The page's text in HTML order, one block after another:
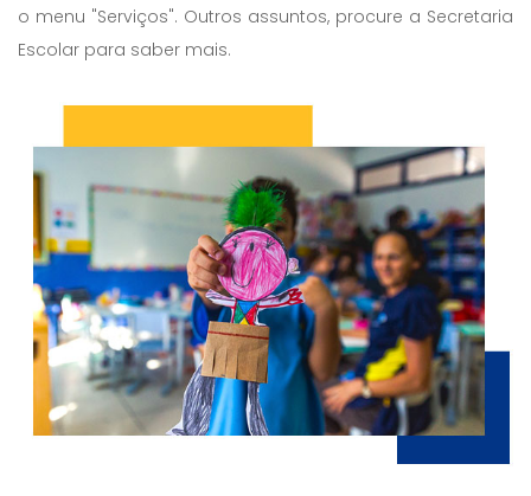
o menu "Serviços". Outros assuntos, procure a Secretaria
Escolar para saber mais.